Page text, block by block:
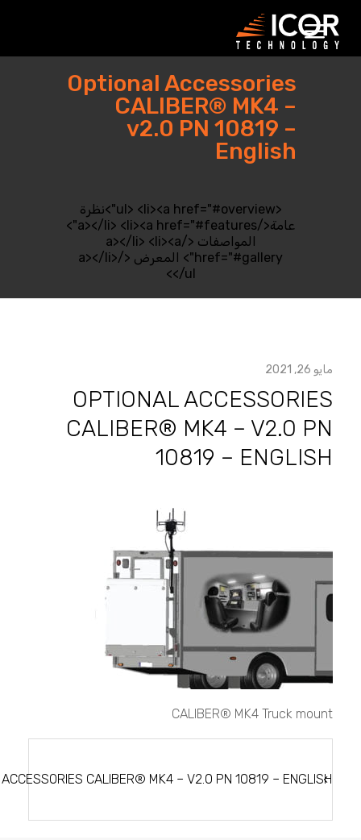
المحتوى
Optional Accessories
CALIBER® MK4 –
v2.0 PN 10819 –
English
<ul> <li><a href="#overview">نظرة
عامة</a></li> <li><a href="#features">
المواصفات </a></li> <li><a
href="#gallery"> المعرض </a></li>
</ul>
مايو 26, 2021
OPTIONAL ACCESSORIES
CALIBER® MK4 – V2.0 PN
10819 – ENGLISH
–
PN
–
CALIBER® MK4 Truck mount
المقالات
ACCESSORIES CALIBER® MK4 – V2.0 PN 10819 – ENGLISH